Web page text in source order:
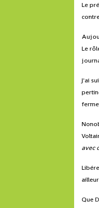
Le
Le
J'ai
avec
Que